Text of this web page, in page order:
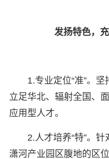
发扬特色，
1.专业定位“准”。坚
立足华北、辐射全国、
应用型人才。
2.人才培养“特”。
潇河产业园区腹地的区